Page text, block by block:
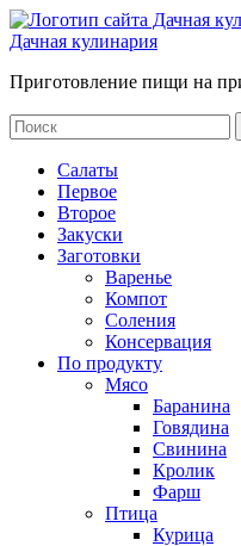
Дачная кулинария
Приготовление пищи на
Салаты
Первое
Второе
Закуски
Заготовки
Варенье
Компот
Соления
Консервация
По продукту
Мясо
Баранина
Говядина
Свинина
Кролик
Фарш
Птица
Курица